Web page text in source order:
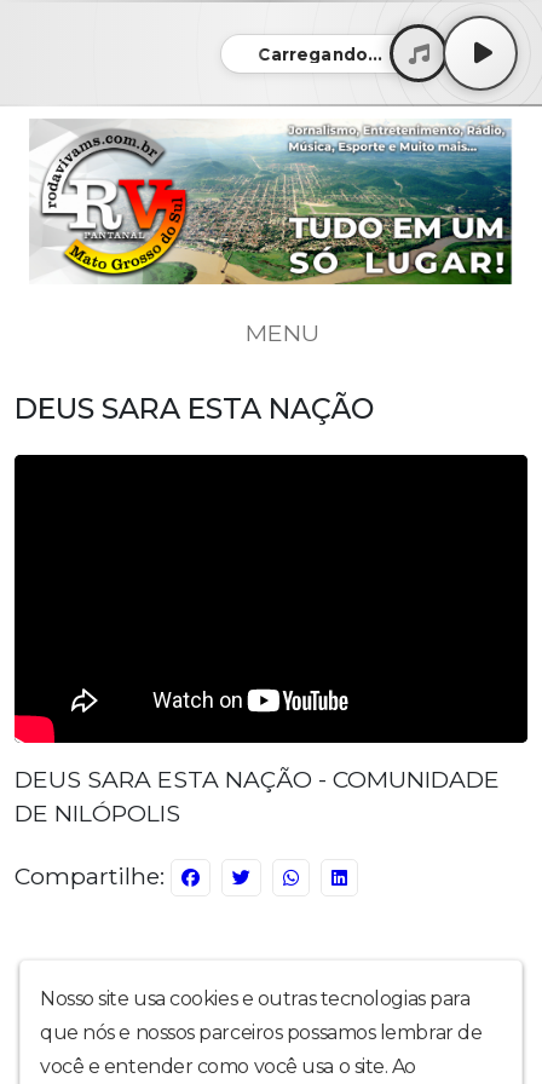
Carregando...
MENU
DEUS SARA ESTA NAÇÃO
DEUS SARA ESTA NAÇÃO - COMUNIDADE
DE NILÓPOLIS
Compartilhe:
Nosso site usa cookies e outras tecnologias para
que nós e nossos parceiros possamos lembrar de
você e entender como você usa o site. Ao